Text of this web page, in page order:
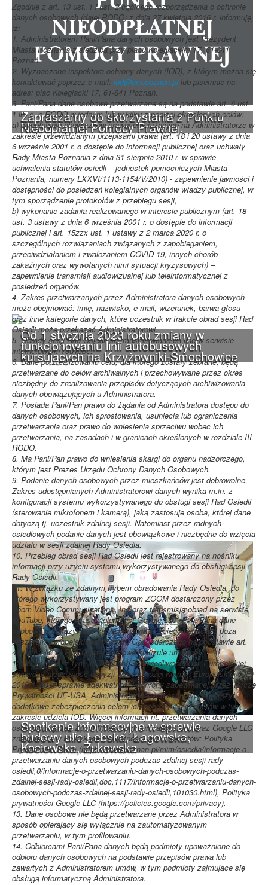
Zapraszamy do skorzystania z Punktu
Nieodpłatnej Pomocy Prawnej.
Od 1 stycznia 2023 roku zmiany w
funkcjonowaniu linii autobusowych
kursujących na Krzyżowniki-Smochowice
Spotkanie informacyjne w sprawie
budowy ulic Łebska, Łagowska,
Kociewska, Żukowska
Zgodnie z art. 13 ust. 1 i ust. 2 ogólnego rozporządzenia o ochronie
danych osobowych (dalej RODO) z dnia 27 kwietnia 2016 r. informuję,
iż:
1. Administratorem Pani/Pana danych osobowych jest Prezydent
Miasta Poznania z siedzibą przy placu Kolegiackim 17, 61-841
Poznań.
2. Wyznaczono inspektora ochrony danych (IOD), z którym można się
kontaktować poprzez e-mail: iod@um.poznan.pllub pisemnie na
adres: plac Kolegiacki 17, 61-841 Poznań.
3. Pani/Pana dane osobowe przetwarzane są na podstawie art. 6 ust.
1 lit, c, e RODO w jednym lub w kilku z poniżej określonych celów:
a) wypełnianie obowiązków prawnych ciążących na Administratorze w
zakresie przewidzianym przepisami prawa (art. 18 i 20 ustawy z dnia
6 września 2001 r. o dostępie do informacji publicznej oraz uchwały
Rady Miasta Poznania z dnia 31 sierpnia 2010 r. w sprawie
uchwalenia statutów osiedli – jednostek pomocniczych Miasta
Poznania, numery LXXVI/1113-1154/V/2010) - zapewnienie jawności i
dostępności do posiedzeń kolegialnych organów władzy publicznej, w
tym sporządzenie protokołów z przebiegu sesji,
b) wykonanie zadania realizowanego w interesie publicznym (art. 18
ust. 3 ustawy z dnia 6 września 2001 r. o dostępie do informacji
publicznej i art. 15zzx ust. 1 ustawy z 2 marca 2020 r. o
szczególnych rozwiązaniach związanych z zapobieganiem,
przeciwdziałaniem i zwalczaniem COVID-19, innych chorób
zakaźnych oraz wywołanych nimi sytuacji kryzysowych) –
zapewnienie transmisji audiowizualnej lub teleinformatycznej z
posiedzeń organów.
4. Zakres przetwarzanych przez Administratora danych osobowych
może obejmować: imię, nazwisko, e mail, wizerunek, barwa głosu
oraz inne kategorie danych, które uczestnik w trakcie obrad sesji Rad
Osiedli może przekazać Administratorowi.
5. Obrady sesji Rad Osiedli są transmitowane on-line w serwisie
internetowym YouTube.
6. Dane po zrealizowaniu celu, dla którego zostały zebrane, będą
przetwarzane do celów archiwalnych i przechowywane przez okres
niezbędny do zrealizowania przepisów dotyczących archiwizowania
danych obowiązujących u Administratora.
7. Posiada Pani/Pan prawo do żądania od Administratora dostępu do
danych osobowych, ich sprostowania, usunięcia lub ograniczenia
przetwarzania oraz prawo do wniesienia sprzeciwu wobec ich
przetwarzania, na zasadach i w granicach określonych w rozdziale III
RODO.
8. Ma Pani/Pan prawo do wniesienia skargi do organu nadzorczego,
którym jest Prezes Urzędu Ochrony Danych Osobowych.
9. Podanie danych osobowych przez mieszkańców jest dobrowolne.
Zakres udostępnianych Administratorowi danych wynika m.in. z
konfiguracji systemu wykorzystywanego do obsługi sesji Rad Osiedli
(sterowanie mikrofonem i kamerą), jaką zastosuje osoba, której dane
dotyczą tj. uczestnik zdalnej sesji. Natomiast przez radnych
osiedlowych podanie danych jest obowiązkowe i niezbędne do wzięcia
udziału w sesji zdalnej Rady Osiedla.
10. Przebieg obrad sesji Rad Osiedli jest rejestrowany na nośniku
informacji przy użyciu systemu wykorzystywanego do obsługi sesji
Rady Osiedli.
11. W związku ze zdalnym trybem obradowania Rady Osiedla, do
którego wykorzystywany jest program ZOOM dostarczony przez
Zoom Video Communications, Inc oraz transmisją obrad na serwisie
YouTube, którego właścicielem jest Google LLC, Pani/Pana dane
osobowe przekazywane są do państwa trzeciego będącego poza
obszarem Europejskiego Obszaru Gospodarczego na podstawie art.
46 ust. 2 lit. c) RODO (standardowe klauzule umowne).
12. W związku z tym, iż Trybunał Sprawiedliwości Unii Europejskiej
stwierdził nieważność decyzji wykonawczej Komisji Europejskiej (UE)
2016/1250 w sprawie adekwatności ochrony zapewnianej przez Tarczę
Prywatności UE-USA, Administrator danych osobowych wdrożył
dodatkowe zabezpieczenia celem ich ochrony. Szczegółów w tym
zakresie udziela IOD. Więcej informacji nt. przetwarzania danych
osobowych przez Zoom Video Communications, Inc oraz Google LLC
znajduje się w Politykach Prywatności ww. podmiotów: Polityka
Prywatności Zoom (https://www.poznan.pl/mim/osiedla/informacje-o-
przetwarzaniu-danych-osobowych-podczas-zdalnej-sesji-rady-
osiedli,0/informacje-o-przetwarzaniu-danych-osobowych-podczas-
zdalnej-sesji-rady-osiedli,doc,1117/informacje-o-przetwarzaniu-danych-
osobowych-podczas-zdalnej-sesji-rady-osiedli,101030.html), Polityka
prywatności Google LLC (https://policies.google.com/privacy).
13. Dane osobowe nie będą przetwarzane przez Administratora w
sposób opierający się wyłącznie na zautomatyzowanym
przetwarzaniu, w tym profilowaniu.
14. Odbiorcami Pani/Pana danych będą podmioty upoważnione do
odbioru danych osobowych na podstawie przepisów prawa lub
zawartych z Administratorem umów, w tym podmioty zajmujące się
obsługą informatyczną Administratora.